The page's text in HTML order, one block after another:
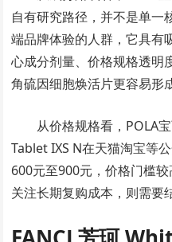
自有研究路径，并不是单一
端品牌体验的人群，它具有
心成分剂量、价格规格透明
角硫因细胞焕活片更容易形
从价格规格看，POLA
Tablet IXS N在天猫淘宝等
600元至900元，价格门槛
关注长期复购成本，则需要